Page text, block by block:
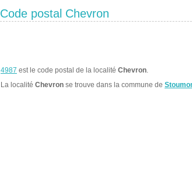
Code postal Chevron
4987 est le code postal de la localité Chevron.
La localité Chevron se trouve dans la commune de